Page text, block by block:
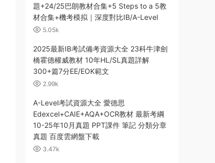
題+24/25巴朗教材合集+5 Steps to a 5教
材合集+機考模拟｜深度對比IB/A-Level
5.05k
2025最新IB考試備考資源大全 23科牛津劍
橋霍德權威教材 10年HL/SL真題詳解
300+篇7分EE/EOK範文
2.99k
A-Level考試資源大全 愛德思
Edexcel+CAIE+AQA+OCR教材 最新考綱
10-25年10月真題 PPT課件 筆記 分類分章
真題 百度雲網盤下載
3.47k